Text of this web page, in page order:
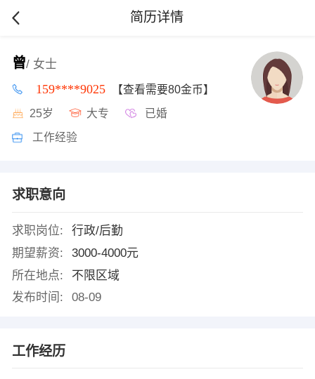
简历详情
曾/ 女士
159****9025 【查看需要80金币】
25岁 大专 已婚
工作经验
求职意向
求职岗位:
行政/后勤
期望薪资:
3000-4000元
所在地点:
不限区域
发布时间:
08-09
工作经历